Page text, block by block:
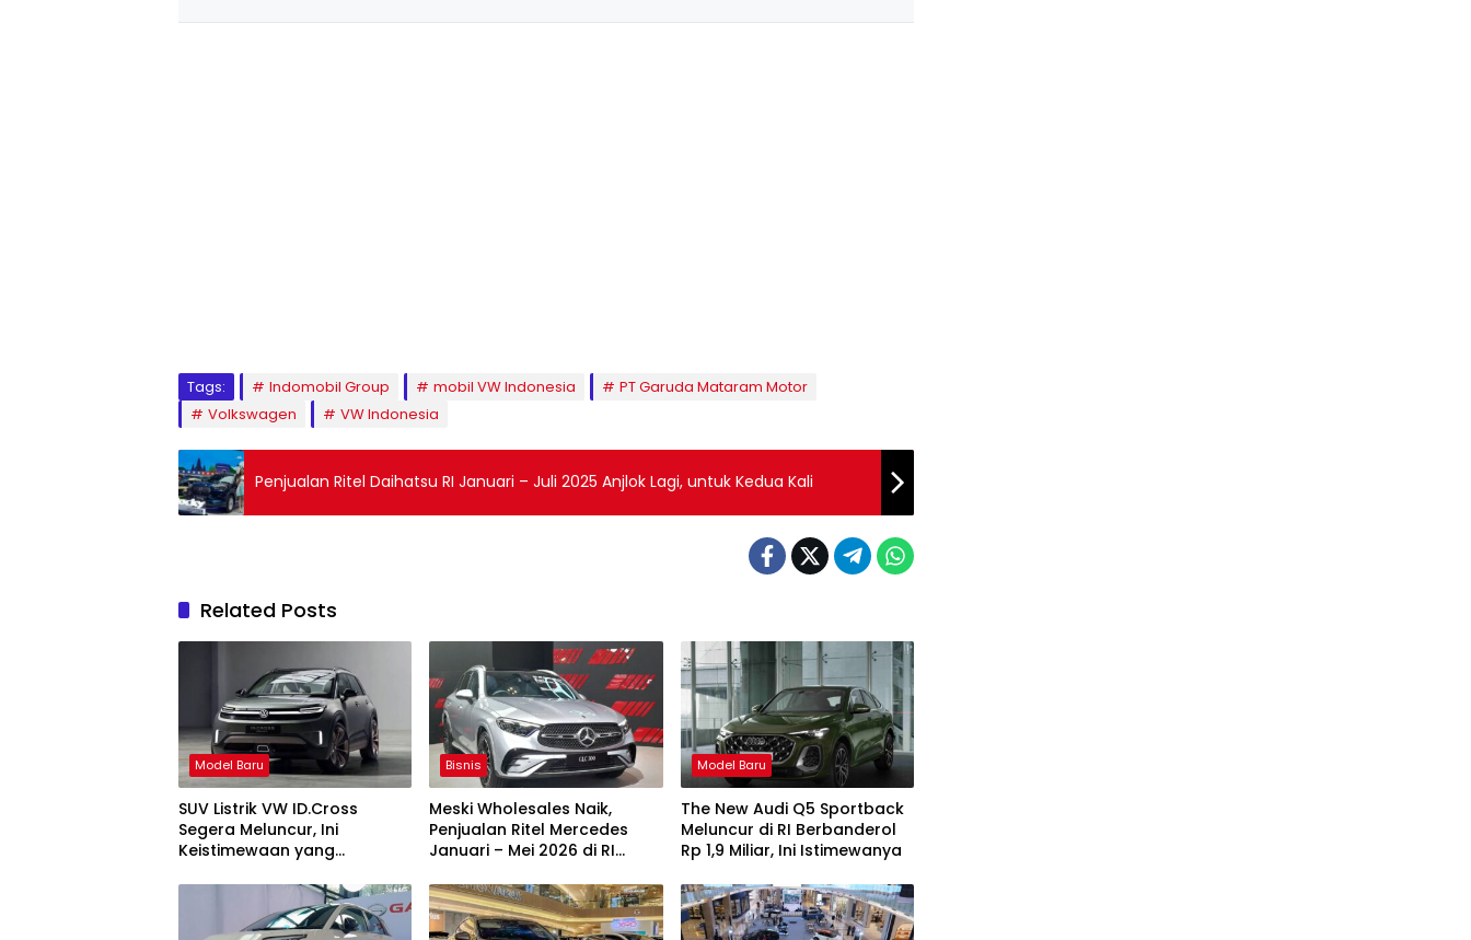
Tags: Indomobil Group mobil VW Indonesia
PT Garuda Mataram Motor
Volkswagen
VW Indonesia
Penjualan Ritel Daihatsu RI Januari – Juli 2025 Anjlok Lagi, untuk Kedua Kali
Related Posts
Model Baru
SUV Listrik VW ID.Cross
Segera Meluncur, Ini
Keistimewaan yang
Bisnis
Meski Wholesales Naik,
Penjualan Ritel Mercedes
Januari – Mei 2026 di RI
Model Baru
The New Audi Q5 Sportback
Meluncur di RI Berbanderol
Rp 1,9 Miliar, Ini Istimewanya